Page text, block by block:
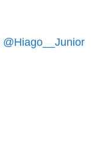
@Hiago__Junior